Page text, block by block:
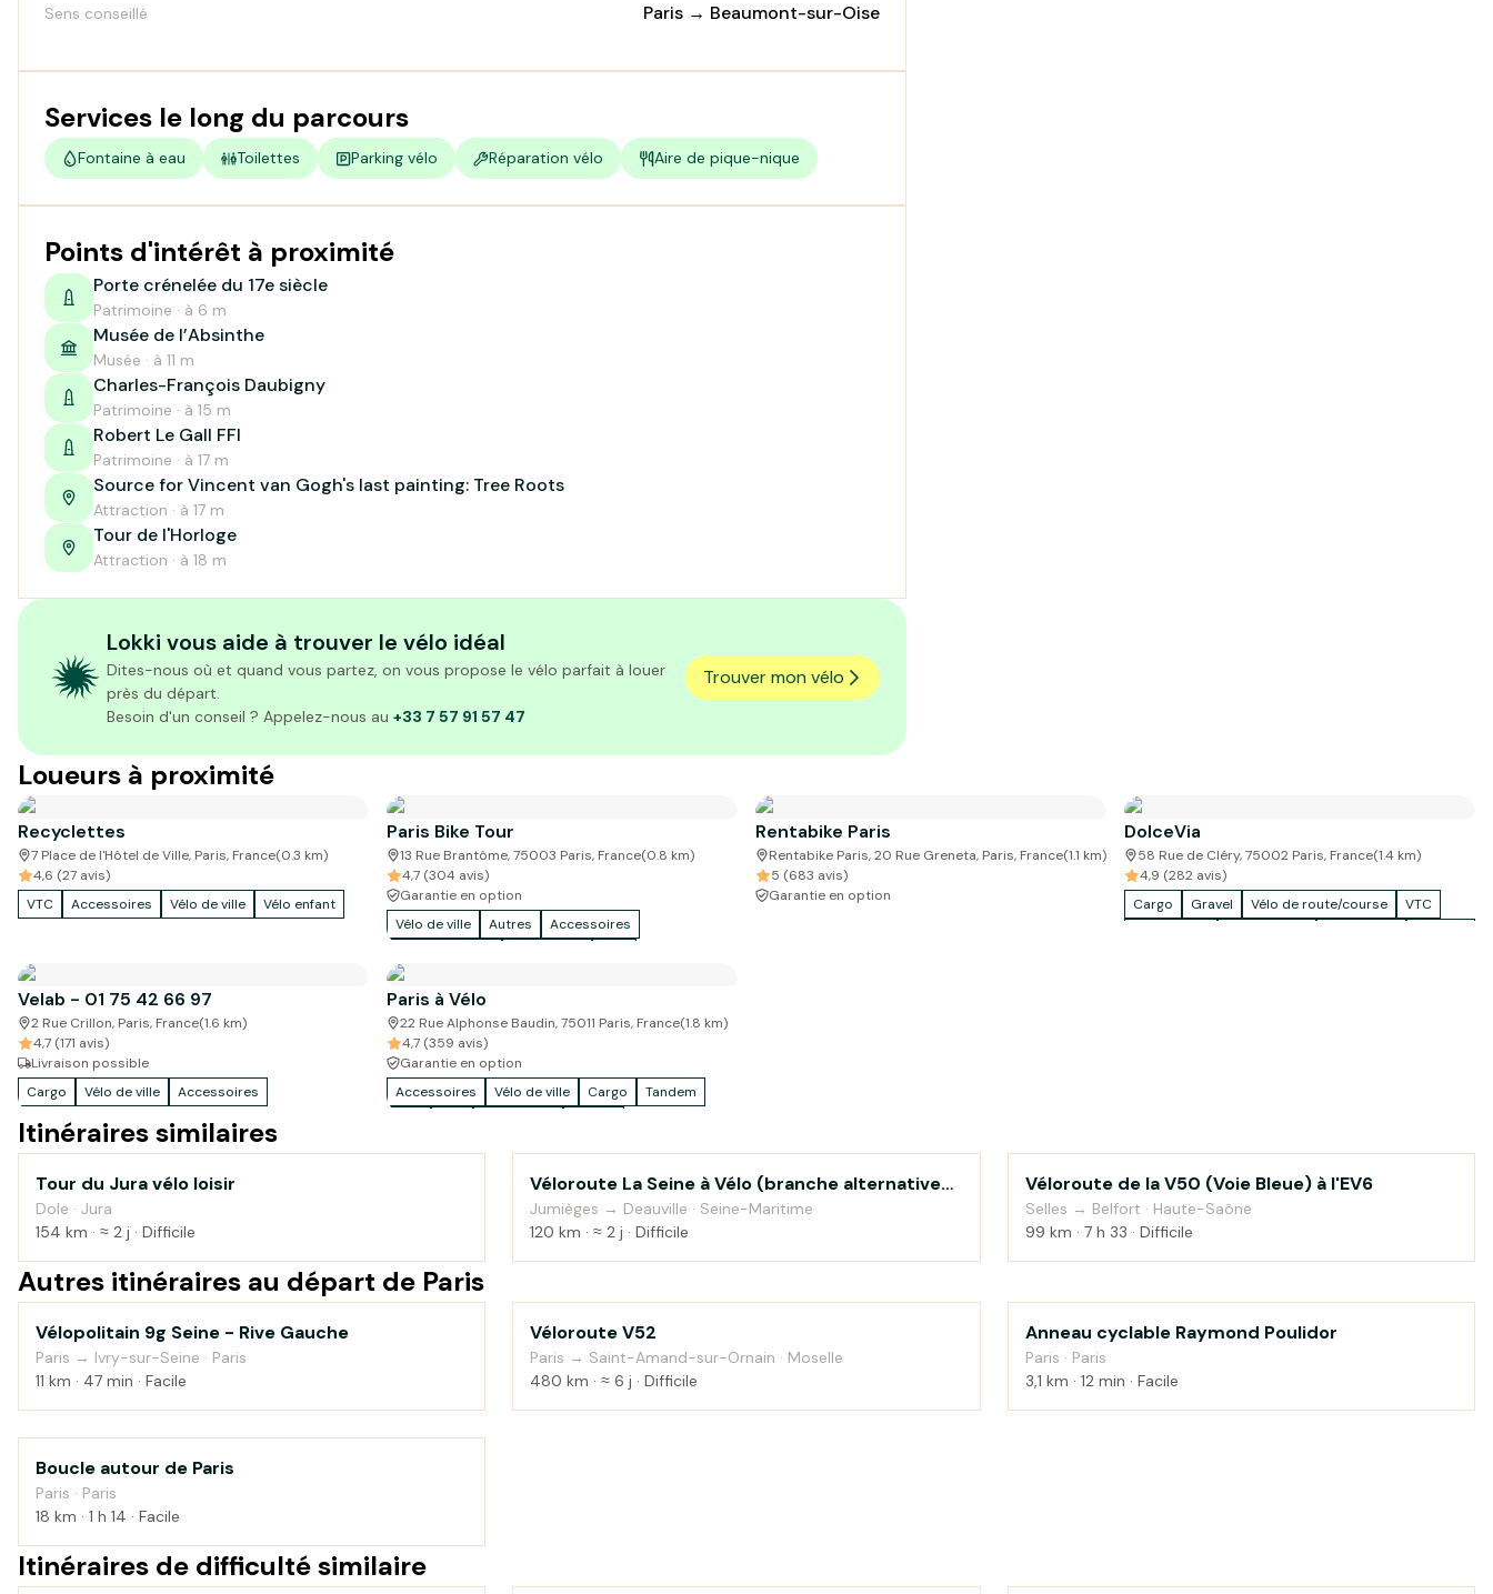
Sens conseillé Paris → Beaumont-sur-Oise
Services le long du parcours
Fontaine à eau Toilettes Parking vélo Réparation vélo Aire de pique-nique
Points d'intérêt à proximité
Porte crénelée du 17e siècle
Patrimoine · à 6 m
Musée de l’Absinthe
Musée · à 11 m
Charles-François Daubigny
Patrimoine · à 15 m
Robert Le Gall FFI
Patrimoine · à 17 m
Source for Vincent van Gogh's last painting: Tree Roots
Attraction · à 17 m
Tour de l'Horloge
Attraction · à 18 m
Lokki vous aide à trouver le vélo idéal
Dites-nous où et quand vous partez, on vous propose le vélo parfait à louer
près du départ.
Besoin d'un conseil ? Appelez-nous au +33 7 57 91 57 47
Trouver mon vélo
Loueurs à proximité
Recyclettes
7 Place de l'Hôtel de Ville, Paris, France(0.3 km)
4,6 (27 avis)
VTC
Accessoires Vélo de ville Vélo enfant
Paris Bike Tour
13 Rue Brantôme, 75003 Paris, France(0.8 km)
4,7 (304 avis)
Garantie en option
Vélo de ville
Autres
Accessoires
Rentabike Paris
Rentabike Paris, 20 Rue Greneta, Paris, France(1.1 km)
5 (683 avis)
Garantie en option
DolceVia
58 Rue de Cléry, 75002 Paris, France(1.4 km)
4,9 (282 avis)
Cargo
Gravel Vélo de route/course
VTC
Velab - 01 75 42 66 97
2 Rue Crillon, Paris, France(1.6 km)
4,7 (171 avis)
Livraison possible
Cargo
Vélo de ville Accessoires
Paris à Vélo
22 Rue Alphonse Baudin, 75011 Paris, France(1.8 km)
4,7 (359 avis)
Garantie en option
Accessoires
Vélo de ville Cargo
Tandem
Itinéraires similaires
Montagne
Tour du Jura vélo loisir
Dole · Jura
154 km · ≈ 2 j · Difficile
Au fil de l'eau
Véloroute La Seine à Vélo (branche alternative
vers Honfleur)
Jumièges → Deauville · Seine-Maritime
120 km · ≈ 2 j · Difficile
Campagne
Véloroute de la V50 (Voie Bleue) à l'EV6
Selles → Belfort · Haute-Saône
99 km · 7 h 33 · Difficile
Autres itinéraires au départ de Paris
Au fil de l'eau
Vélopolitain 9g Seine - Rive Gauche
Paris → Ivry-sur-Seine · Paris
11 km · 47 min · Facile
Campagne
Véloroute V52
Paris → Saint-Amand-sur-Ornain · Moselle
480 km · ≈ 6 j · Difficile
Campagne
Anneau cyclable Raymond Poulidor
Paris · Paris
3,1 km · 12 min · Facile
Campagne
Boucle autour de Paris
Paris · Paris
18 km · 1 h 14 · Facile
Itinéraires de difficulté similaire